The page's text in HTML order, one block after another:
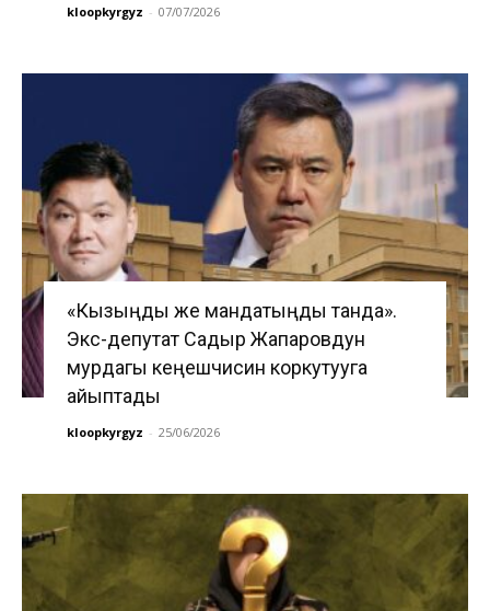
kloopkyrgyz - 07/07/2026
«Кызыңды же мандатыңды танда».
Экс-депутат Садыр Жапаровдун
мурдагы кеңешчисин коркутууга
айыптады
kloopkyrgyz - 25/06/2026